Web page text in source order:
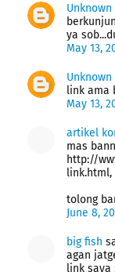
Unknown
ya
May 13,
Unknown
link ama
May 13,
artikel
mas
http://
link.html,
tolong
June 8,
big fish
agan
link saya